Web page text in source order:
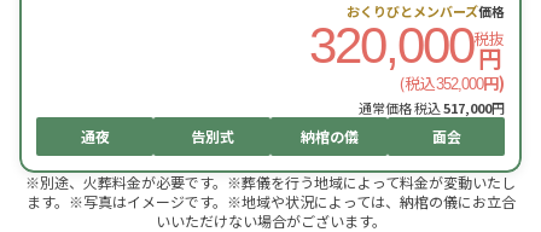
おくりびとメンバーズ価格
320,000税抜
円
(税込352,000円)
通常価格 税込517,000円
通夜 告別式 納棺の儀 面会
※別途、火葬料金が必要です。※葬儀を行う地域によって料金が変動いたし
ます。※写真はイメージです。※地域や状況によっては、納棺の儀にお立合
いいただけない場合がございます。